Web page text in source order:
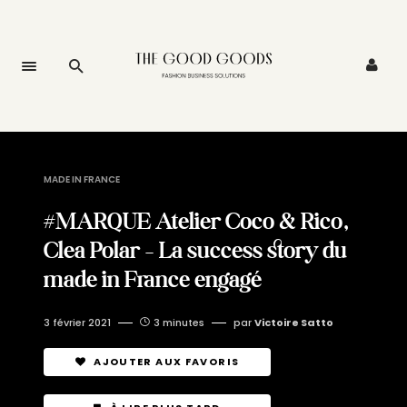
MADE IN FRANCE
#MARQUE Atelier Coco & Rico,
Clea Polar – La success story du
made in France engagé
3 février 2021 3 minutes parVictoire Satto
AJOUTER AUX FAVORIS